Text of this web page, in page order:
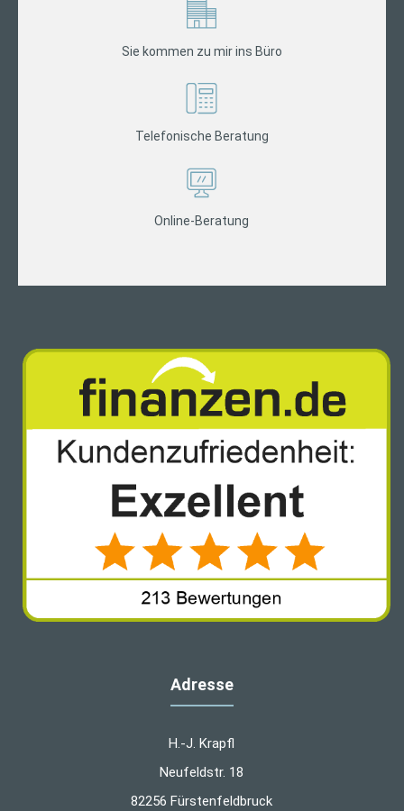
Sie kommen zu mir ins Büro
Telefonische Beratung
Online-Beratung
Adresse
H.-J. Krapfl
Neufeldstr. 18
82256 Fürstenfeldbruck